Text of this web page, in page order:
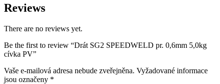
Reviews
There are no reviews yet.
Be the first to review “Drát SG2 SPEEDWELD pr. 0,6mm 5,0kg
cívka PV”
Vaše e-mailová adresa nebude zveřejněna. Vyžadované informace
jsou označeny *